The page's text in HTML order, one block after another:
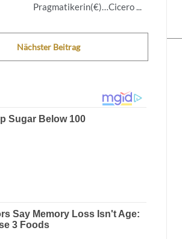
Pragmatikerin(€)…Cicero ...
Nächster Beitrag